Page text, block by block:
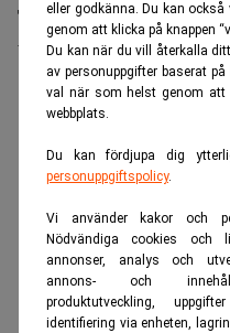
eller godkänna. Du kan
genom att klicka på knappen
Du kan när du vill återkalla
av personuppgifter baserat
val när som helst genom att
webbplats.
Du kan fördjupa dig
personuppgiftspolicy.
Vi använder kakor och
Nödvändiga cookies och
annonser, analys och
annons- och
produktutveckling,
identifiering via enheten,
Titov & Partners
transaktion
ANNONS